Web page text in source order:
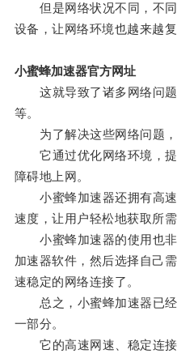
但是网络状况不同，不同
设备，让网络环境也越来越复
小蜜蜂加速器官方网址
这就导致了诸多网络问题
等。
为了解决这些网络问题，
它通过优化网络环境，提
障碍地上网。
小蜜蜂加速器还拥有高速
速度，让用户轻松地获取所需
小蜜蜂加速器的使用也非
加速器软件，然后选择自己
速稳定的网络连接了。
总之，小蜜蜂加速器已经
一部分。
它的高速网速、稳定连接